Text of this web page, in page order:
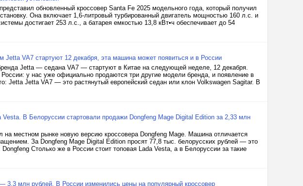
обновленный кроссовер Santa Fe 2025 модельного года, который получил
Она включает 1,6-литровый турбированный двигатель мощностью 160 л.с. и
достигает 253 л.с., а батарея емкостью 13,8 кВт•ч обеспечивает до 54
Jetta VA7 стартуют 12 декабря, эта машина может появиться и в России
Jetta — седана VA7 — стартуют в Китае на следующей неделе, 12 декабря.
у нас уже официально продаются три другие модели бренда, и появление в
Jetta Jetta VA7 — это растянутый европейский седан или клон Volkswagen Sagitar. В
Vesta. В Белоруссии стартовали продажи Dongfeng Mage Digital Edition за 2,33 млн
на местном рынке новую версию кроссовера Dongfeng Mage. Машина отличается
За Dongfeng Mage Digital Edition просят 77,8 тыс. белорусских рублей — это
Столько же в России стоит топовая Lada Vesta, а в Белоруссии за такие
3,3 млн рублей. В России изменились цены на популярный кроссовер